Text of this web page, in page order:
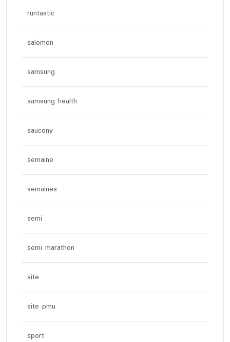
runtastic
salomon
samsung
samsung health
saucony
semaine
semaines
semi
semi marathon
site
site pmu
sport